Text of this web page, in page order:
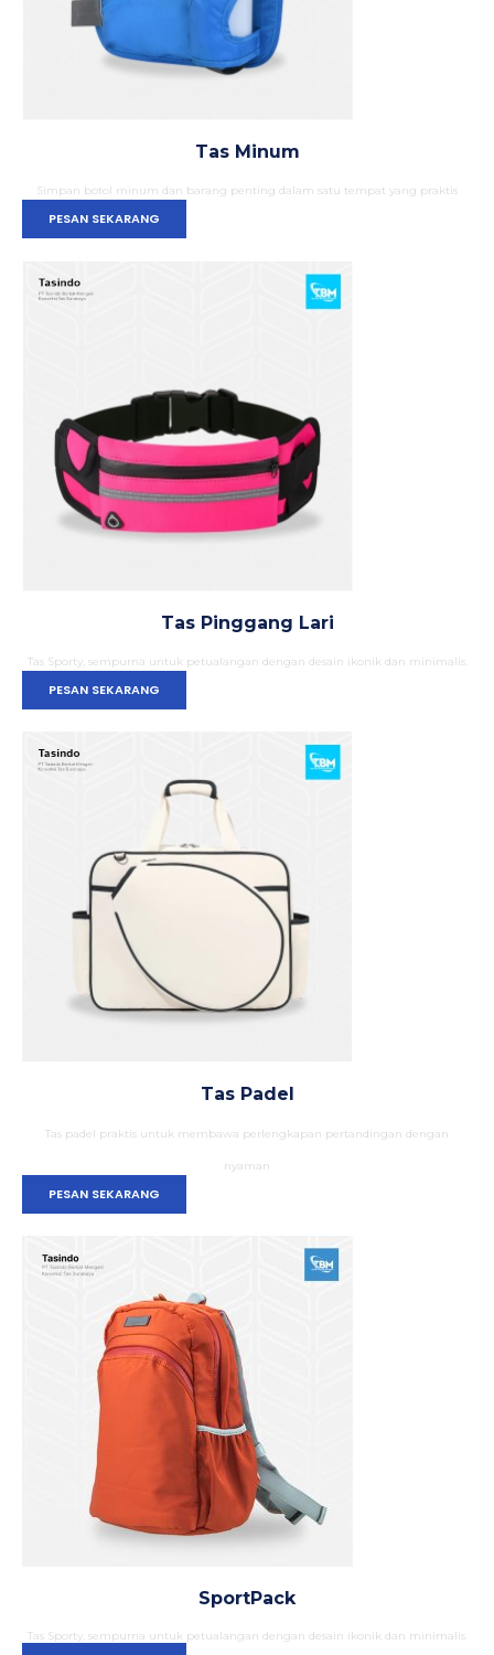
Tas Minum
Simpan botol minum dan barang penting dalam satu tempat yang praktis
PESAN SEKARANG
Tas Pinggang Lari
Tas Sporty, sempurna untuk petualangan dengan desain ikonik dan minimalis.
PESAN SEKARANG
Tas Padel
Tas padel praktis untuk membawa perlengkapan pertandingan dengan
nyaman
PESAN SEKARANG
SportPack
Tas Sporty, sempurna untuk petualangan dengan desain ikonik dan minimalis.